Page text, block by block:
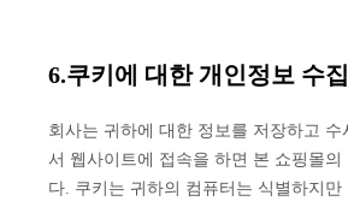
6.쿠키에 대한 개인정보 수집
회사는 귀하에 대한 정보를 저장하고
서 웹사이트에 접속을 하면 본 쇼핑몰
다. 쿠키는 귀하의 컴퓨터는 식별하지